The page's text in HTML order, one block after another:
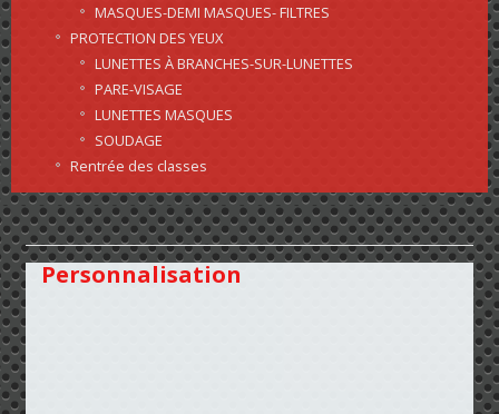
MASQUES-DEMI MASQUES- FILTRES
PROTECTION DES YEUX
LUNETTES À BRANCHES-SUR-LUNETTES
PARE-VISAGE
LUNETTES MASQUES
SOUDAGE
Rentrée des classes
Personnalisation